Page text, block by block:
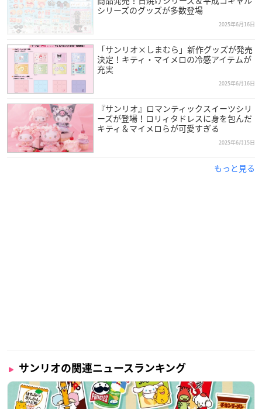
シリーズのグッズが多数登場
2025年6月16日
「サンリオ×しまむら」新作グッズが発売
決定！キティ・マイメロの冷感アイテムが
充実
2025年6月16日
『サンリオ』ロマンティックスイーツシリ
ーズが登場！ロリィタドレスに身を包んだ
キティ＆マイメロらが可愛すぎる
2025年6月15日
もっと見る
サンリオの関連ニュースランキング